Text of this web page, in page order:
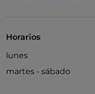
Horarios
lunes
martes - sábado